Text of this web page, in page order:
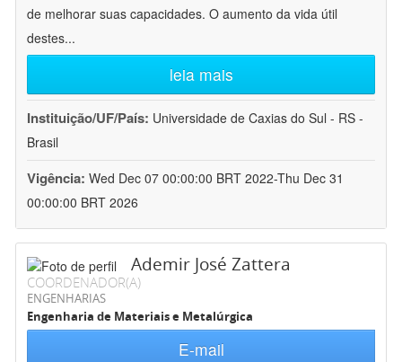
de melhorar suas capacidades. O aumento da vida útil
destes...
leia mais
Instituição/UF/País: Universidade de Caxias do Sul - RS -
Brasil
Vigência: Wed Dec 07 00:00:00 BRT 2022-Thu Dec 31
00:00:00 BRT 2026
Ademir José Zattera
COORDENADOR(A)
ENGENHARIAS
Engenharia de Materiais e Metalúrgica
E-mail